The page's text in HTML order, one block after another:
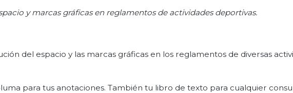
y marcas gráficas en reglamentos de actividades deportivas.
del espacio y las marcas gráficas en los reglamentos de diversas
para tus anotaciones. También tu libro de texto para cualquier